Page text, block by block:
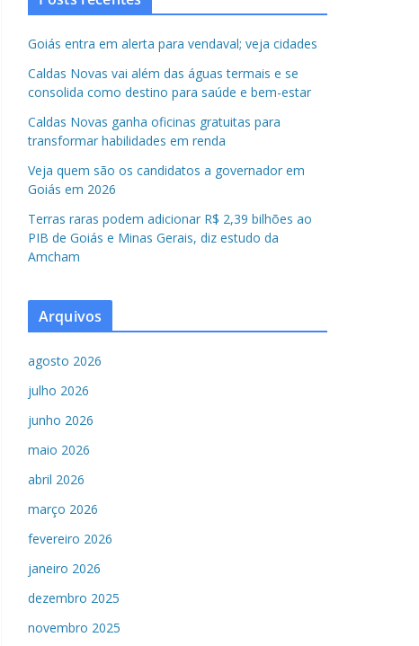
Goiás entra em alerta para vendaval; veja cidades
Caldas Novas vai além das águas termais e se
consolida como destino para saúde e bem-estar
Caldas Novas ganha oficinas gratuitas para
transformar habilidades em renda
Veja quem são os candidatos a governador em
Goiás em 2026
Terras raras podem adicionar R$ 2,39 bilhões ao
PIB de Goiás e Minas Gerais, diz estudo da
Amcham
Arquivos
agosto 2026
julho 2026
junho 2026
maio 2026
abril 2026
março 2026
fevereiro 2026
janeiro 2026
dezembro 2025
novembro 2025